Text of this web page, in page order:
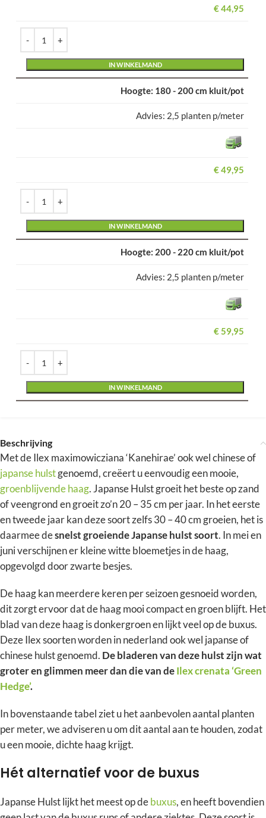
€44,95
IN WINKELMAND
180 - 200 cm kluit/pot
2,5 planten p/meter
€49,95
IN WINKELMAND
200 - 220 cm kluit/pot
2,5 planten p/meter
€59,95
IN WINKELMAND
Beschrijving
Met de Ilex maximowicziana ‘Kanehirae’ ook wel chinese of
japanse hulstgenoemd, creëert u eenvoudig een mooie,
groenblijvende haag. Japanse Hulst groeit het beste op zand
of veengrond en groeit zo’n 20 – 35 cm per jaar. In het eerste
en tweede jaar kan deze soort zelfs 30 – 40 cm groeien, het is
daarmee desnelst groeiende Japanse hulst soort. In mei en
juni verschijnen er kleine witte bloemetjes in de haag,
opgevolgd door zwarte besjes.
De haag kan meerdere keren per seizoen gesnoeid worden,
dit zorgt ervoor dat de haag mooi compact en groen blijft. Het
blad van deze haag is donkergroen en lijkt veel op de buxus.
Deze Ilex soorten worden in nederland ook wel japanse of
chinese hulst genoemd. De bladeren van deze hulst zijn wat
groter en glimmen meer dan die van de Ilex crenata ‘Green
Hedge’.
In bovenstaande tabel ziet u het aanbevolen aantal planten
per meter, we adviseren u om dit aantal aan te houden, zodat
u een mooie, dichte haag krijgt.
Hét alternatief voor de buxus
Japanse Hulst lijkt het meest op de buxus, en heeft bovendien